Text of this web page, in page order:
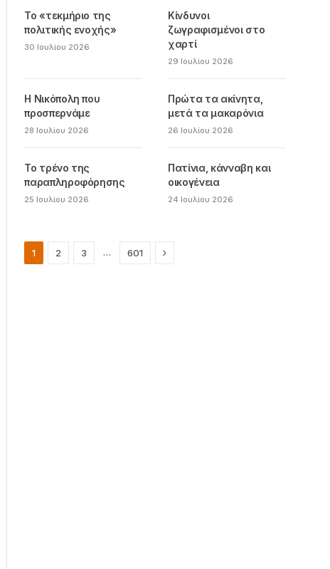
Το «τεκμήριο της
πολιτικής ενοχής»
30 Ιουλίου 2026
Κίνδυνοι
ζωγραφισμένοι στο
χαρτί
29 Ιουλίου 2026
Η Νικόπολη που
προσπερνάμε
28 Ιουλίου 2026
Πρώτα τα ακίνητα,
μετά τα μακαρόνια
26 Ιουλίου 2026
Το τρένο της
παραπληροφόρησης
25 Ιουλίου 2026
Πατίνια, κάνναβη και
οικογένεια
24 Ιουλίου 2026
1 2 3 … 601 Next